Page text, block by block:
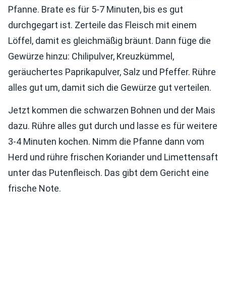
Pfanne. Brate es für 5-7 Minuten, bis es gut
durchgegart ist. Zerteile das Fleisch mit einem
Löffel, damit es gleichmäßig bräunt. Dann füge die
Gewürze hinzu: Chilipulver, Kreuzkümmel,
geräuchertes Paprikapulver, Salz und Pfeffer. Rühre
alles gut um, damit sich die Gewürze gut verteilen.
Jetzt kommen die schwarzen Bohnen und der Mais
dazu. Rühre alles gut durch und lasse es für weitere
3-4 Minuten kochen. Nimm die Pfanne dann vom
Herd und rühre frischen Koriander und Limettensaft
unter das Putenfleisch. Das gibt dem Gericht eine
frische Note.